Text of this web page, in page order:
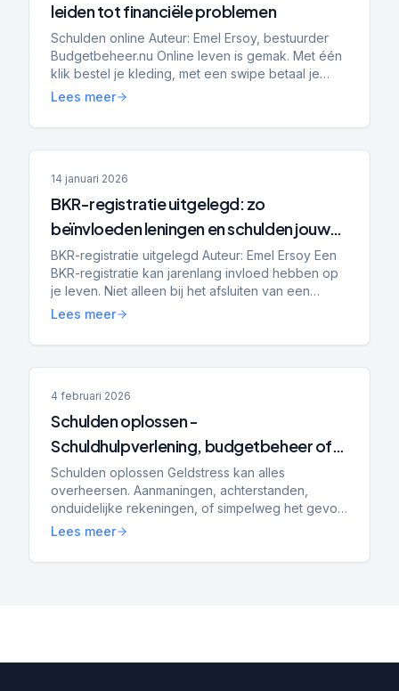
leiden tot financiële problemen
Schulden online Auteur: Emel Ersoy, bestuurder
Budgetbeheer.nu Online leven is gemak. Met één
klik bestel je kleding, met een swipe betaal je
achteraf en met een app heb je direct inzicht in je
Lees meer
14 januari 2026
BKR-registratie uitgelegd: zo
beïnvloeden leningen en schulden jouw
hypotheek, toekomst en financiële
kansen
BKR-registratie uitgelegd Auteur: Emel Ersoy Een
BKR-registratie kan jarenlang invloed hebben op
je leven. Niet alleen bij het afsluiten van een
lening, maar ook bij het huren van een woning,
Lees meer
4 februari 2026
Schulden oplossen -
Schuldhulpverlening, budgetbeheer of
bewindvoering: wat is het verschil en wat
past bij jou?
Schulden oplossen Geldstress kan alles
overheersen. Aanmaningen, achterstanden,
onduidelijke rekeningen, of simpelweg het gevoel
dat je de controle kwijt bent. Dan ga je zoeken
Lees meer